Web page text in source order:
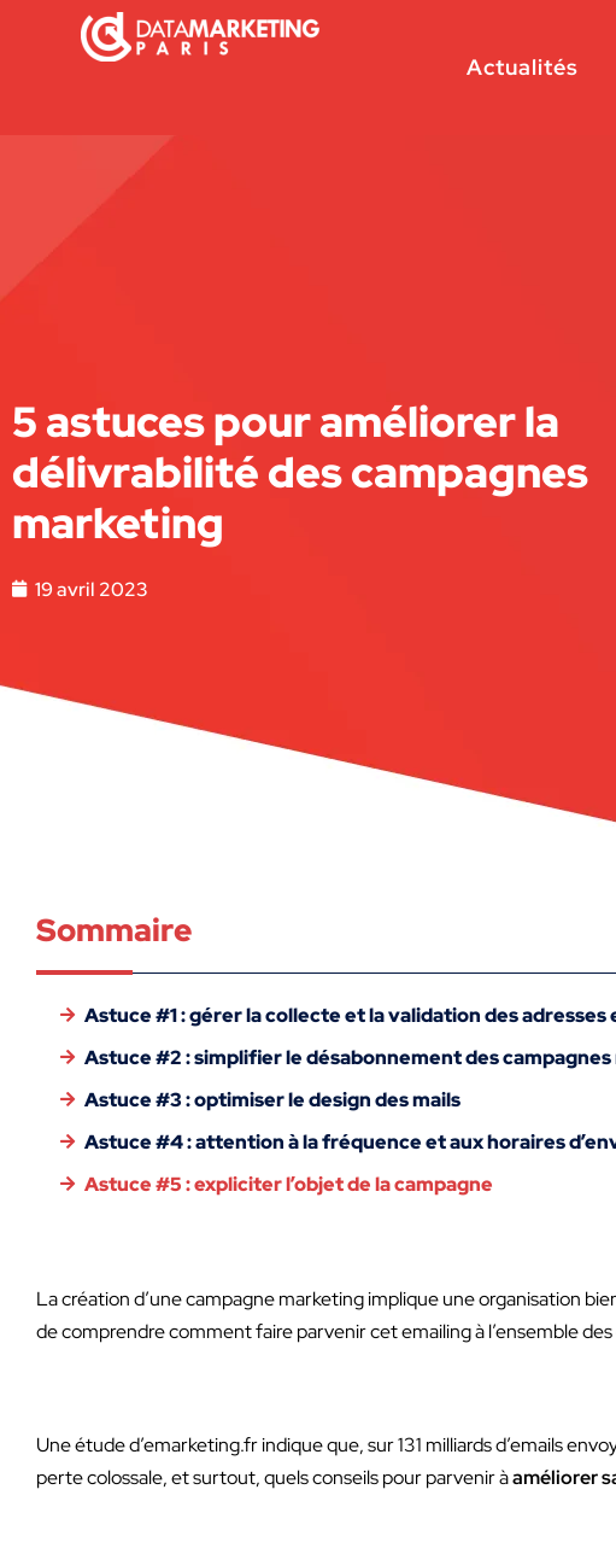
Actualités
5 astuces pour améliorer la
délivrabilité des campagnes
marketing
19 avril 2023
Sommaire
Astuce #1 : gérer la collecte et la validation des adresses
Astuce #2 : simplifier le désabonnement des
Astuce #3 : optimiser le design des mails
Astuce #4 : attention à la fréquence et aux horaires
Astuce #5 : expliciter l’objet de la campagne
La création d’une campagne marketing implique une organisation
de comprendre comment faire parvenir cet emailing à l’ensemble
Une étude d’emarketing.fr indique que, sur 131 milliards d’emails
perte colossale, et surtout, quels conseils pour parvenir àaméliorer